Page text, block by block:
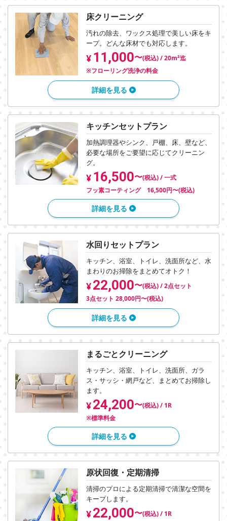
床クリーニング
汚れの除去、ワックス処理で美しい床をキ
ープ。
どんな床材でも対応します。
¥ 11,000〜(税込) / 20m²迄
※フローリング洗浄の料金
詳細を見る
キッチンセットプラン
加熱調理器やシンク、戸棚、床、壁など、
必要な場所をご要望に応じてクリーニン
グ。
¥ 16,500〜(税込) / 一式
フッ素コーティング 16,500円〜(税込)
詳細を見る
水回りセットプラン
キッチン、浴室、トイレ、洗面所など、 水
まわりのお掃除をまとめてオトク！
¥22,000〜(税込) / 2点セット
3点セット 28,000円〜(税込)
詳細を見る
まるごとクリーニング
キッチン、浴室、トイレ、洗面所、ガラ
ス・ サッシ・網戸など、まとめてお掃除し
ます。
¥24,200〜(税込) / 1R
※標準料金
詳細を見る
原状回復・定期清掃
清掃のプロによる定期清掃で清潔な空間を
キープします。
¥22,000〜(税込) / 1R